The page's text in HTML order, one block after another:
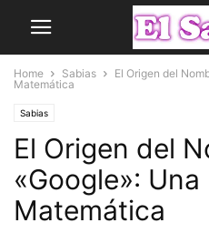
Home Sabias
El Origen del
Matemática
Sabias
El Origen del
«Google»:
Matemática